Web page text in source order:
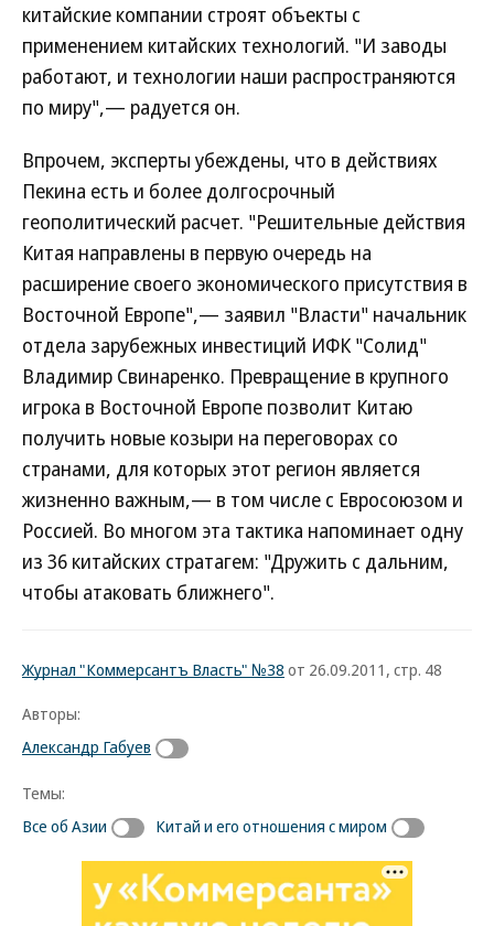
китайские компании строят объекты с
применением китайских технологий. "И заводы
работают, и технологии наши распространяются
по миру",— радуется он.
Впрочем, эксперты убеждены, что в действиях
Пекина есть и более долгосрочный
геополитический расчет. "Решительные действия
Китая направлены в первую очередь на
расширение своего экономического присутствия в
Восточной Европе",— заявил "Власти" начальник
отдела зарубежных инвестиций ИФК "Солид"
Владимир Свинаренко. Превращение в крупного
игрока в Восточной Европе позволит Китаю
получить новые козыри на переговорах со
странами, для которых этот регион является
жизненно важным,— в том числе с Евросоюзом и
Россией. Во многом эта тактика напоминает одну
из 36 китайских стратагем: "Дружить с дальним,
чтобы атаковать ближнего".
Журнал "Коммерсантъ Власть" №38 от 26.09.2011, стр. 48
Авторы:
Александр Габуев
Темы:
Все об Азии
Китай и его отношения с миром